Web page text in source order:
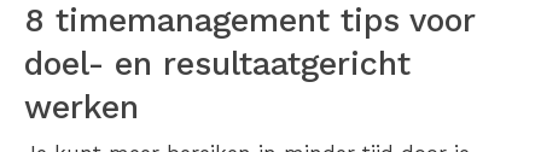
8 timemanagement tips voor
doel- en resultaatgericht
werken